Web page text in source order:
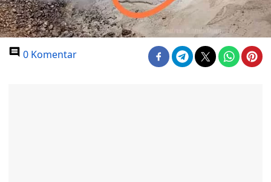
0 Komentar